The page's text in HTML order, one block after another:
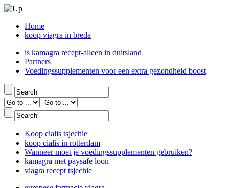
Home
koop viagra in breda
is kamagra recept-alleen in duitsland
Partners
Voedingssupplementen voor een extra gezondheid boost
Koop cialis tsjechie
koop cialis in rotterdam
Wanneer moet je voedingssupplementen gebruiken?
kamagra met paysafe loon
viagra recept tsjechie